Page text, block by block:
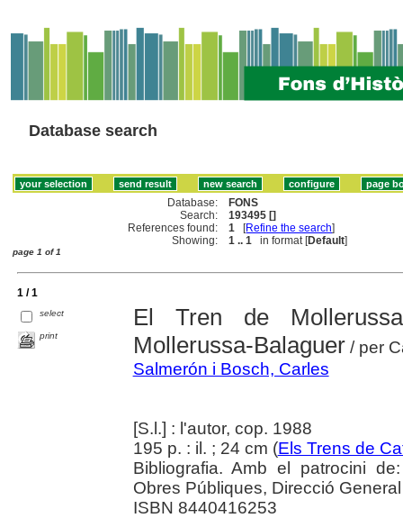
Database search
Database:
FONS
Search:
193495 []
References found:
1 [Refine the search]
Showing:
1 .. 1 in format [Default]
page 1 of 1
1 / 1
select
print
El Tren de
Mollerussa-Balaguer/ per
Salmerón i Bosch, Carles
[S.l.] : l'autor, cop. 1988
195 p. : il. ; 24 cm (Els Trens de
Bibliografia. Amb el patrocini
Obres Públiques, Direcció
ISBN 8440416253